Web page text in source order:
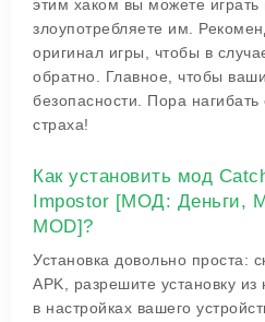
этим хаком вы можете играть
злоупотребляете им.
оригинал игры, чтобы в
обратно. Главное, чтобы
безопасности. Пора нагибать
страха!
Как установить мод
Impostor [МОД: Деньги,
MOD]?
Установка довольно проста:
APK, разрешите установку из
в настройках вашего